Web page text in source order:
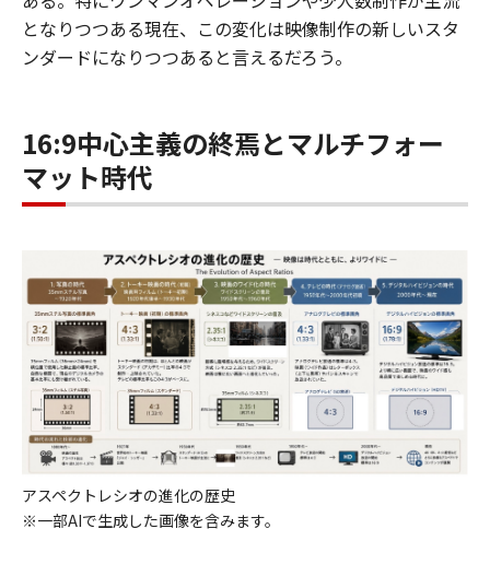
となりつつある現在、この変化は映像制作の新しいスタ
ンダードになりつつあると言えるだろう。
16:9中心主義の終焉とマルチフォー
マット時代
アスペクトレシオの進化の歴史
※一部AIで生成した画像を含みます。